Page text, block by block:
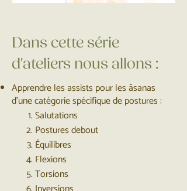
Dans cette série
d'ateliers nous allons :
Apprendre les assists pour les āsanas
d’une catégorie spécifique de postures :
Salutations
Postures debout
Équilibres
Flexions
Torsions